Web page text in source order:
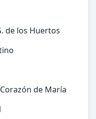
de los Huertos
de María